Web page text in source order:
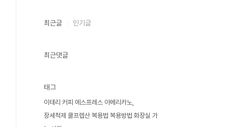
최근글 인기글
최근댓글
태그
이태리 커피 에스프레스 아메리카노
장세척제 쿨프렙산 복용법 복용방법 화장실 가